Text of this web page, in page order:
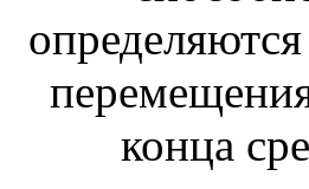
определяются
конца